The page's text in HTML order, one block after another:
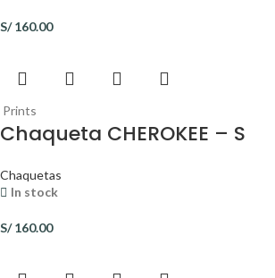
S/160.00
Prints
Chaqueta CHEROKEE – S
Chaquetas
In stock
S/160.00